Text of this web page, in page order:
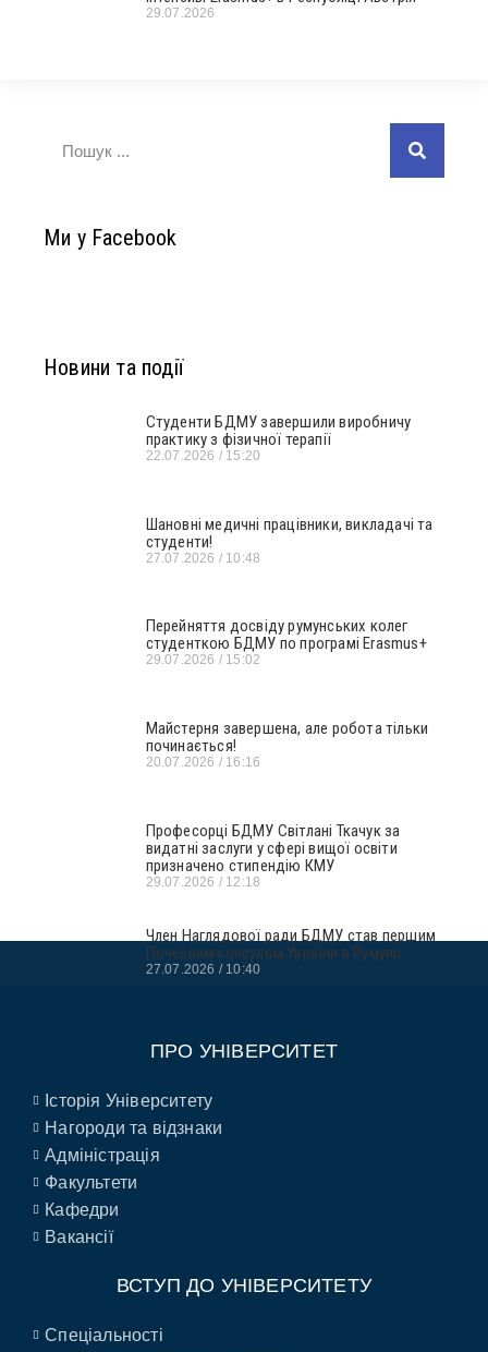
29.07.2026
Ми у Facebook
Новини та події
Студенти БДМУ завершили виробничу
практику з фізичної терапії
22.07.2026 15:20
Шановні медичні працівники, викладачі та
студенти!
27.07.2026 10:48
Перейняття досвіду румунських колег
студенткою БДМУ по програмі Erasmus+
29.07.2026 15:02
Майстерня завершена, але робота тільки
починається!
20.07.2026 16:16
Професорці БДМУ Світлані Ткачук за
видатні заслуги у сфері вищої освіти
призначено стипендію КМУ
29.07.2026 12:18
Член Наглядової ради БДМУ став першим
Почесним консулом України в Румунії
27.07.2026 10:40
ПРО УНІВЕРСИТЕТ
Історія Університету
Нагороди та відзнаки
Адміністрація
Факультети
Кафедри
Вакансії
ВСТУП ДО УНІВЕРСИТЕТУ
Спеціальності